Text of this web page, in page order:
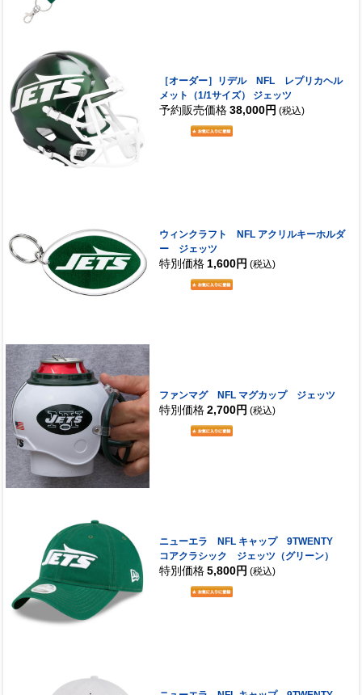
［オーダー］リデル NFL レプリカヘル
メット（1/1サイズ） ジェッツ
予約販売価格 38,000円 (税込)
ウィンクラフト NFL アクリルキーホルダ
ー ジェッツ
特別価格 1,600円 (税込)
ファンマグ NFL マグカップ ジェッツ
特別価格 2,700円 (税込)
ニューエラ NFL キャップ 9TWENTY
コアクラシック ジェッツ（グリーン）
特別価格 5,800円 (税込)